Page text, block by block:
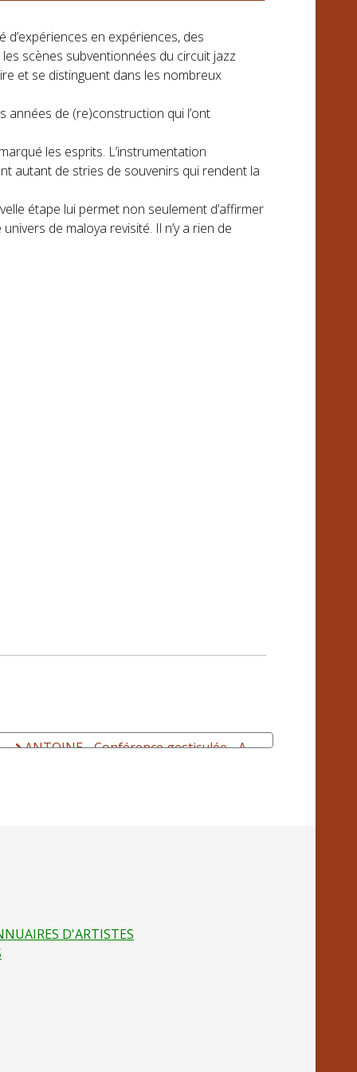
en expériences, des
scènes subventionnées du circuit jazz
et se distinguent dans les nombreux
années de (re)construction qui l’ont
les esprits. L’instrumentation
autant de stries de souvenirs qui rendent la
étape lui permet non seulement d’affirmer
de maloya revisité. Il n’y a rien de
ANTOINE - Conférence gesticulée - A
D'ARTISTES